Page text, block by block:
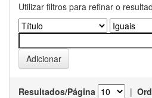
Utilizar filtros para refinar o
Resultados/Página |